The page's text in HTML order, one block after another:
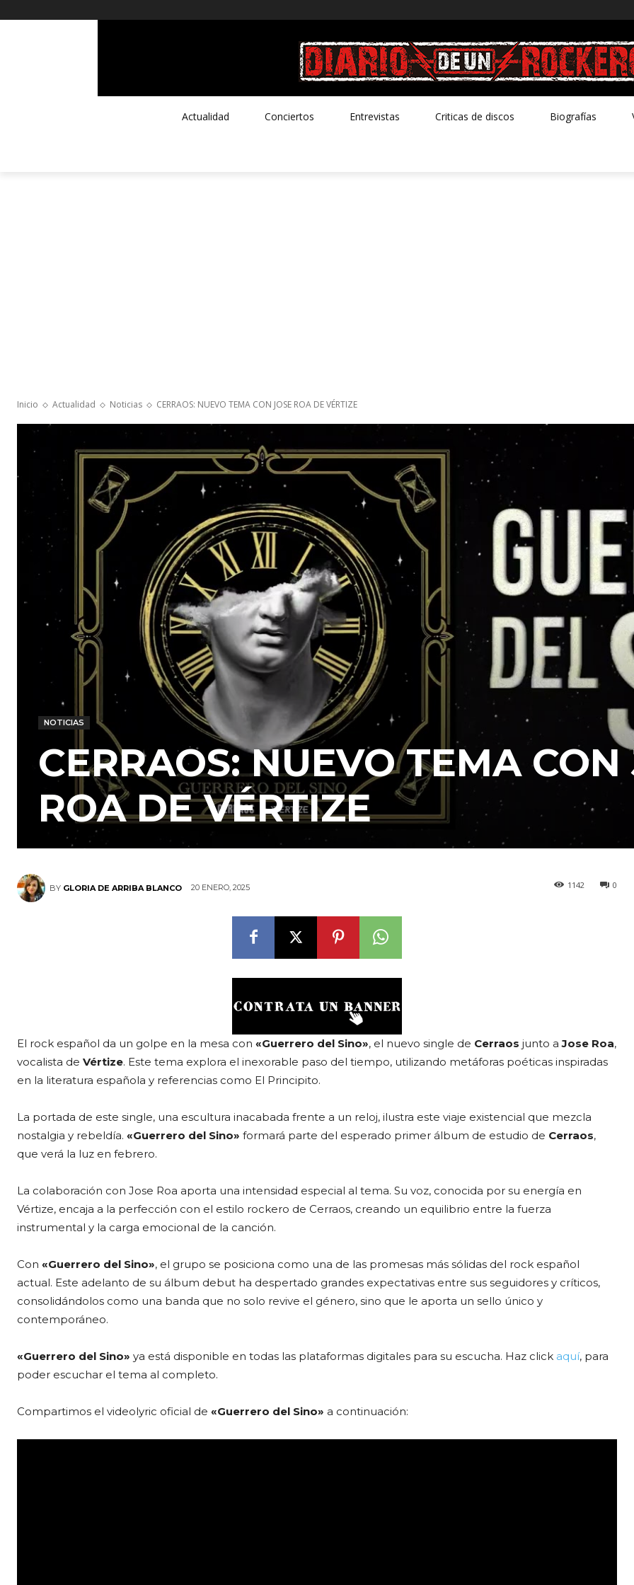
Actualidad Conciertos Entrevistas Criticas de discos Biografías
Inicio Actualidad Noticias CERRAOS: NUEVO TEMA CON JOSE ROA DE VÉRTIZE
NOTICIAS
CERRAOS: NUEVO TEMA CON
ROA DE VÉRTIZE
BY GLORIA DE ARRIBA BLANCO 20 ENERO, 2025 0
1142
El rock español da un golpe en la mesa con «Guerrero del Sino», el nuevo single de Cerraos junto aJose Roa,
vocalista de Vértize. Este tema explora el inexorable paso del tiempo, utilizando metáforas poéticas inspiradas
en la literatura española y referencias como El Principito.
La portada de este single, una escultura inacabada frente a un reloj, ilustra este viaje existencial que mezcla
nostalgia y rebeldía. «Guerrero del Sino» formará parte del esperado primer álbum de estudio de Cerraos,
que verá la luz en febrero.
La colaboración con Jose Roa aporta una intensidad especial al tema. Su voz, conocida por su energía en
Vértize, encaja a la perfección con el estilo rockero de Cerraos, creando un equilibrio entre la fuerza
instrumental y la carga emocional de la canción.
Con «Guerrero del Sino», el grupo se posiciona como una de las promesas más sólidas del rock español
actual. Este adelanto de su álbum debut ha despertado grandes expectativas entre sus seguidores y críticos,
consolidándolos como una banda que no solo revive el género, sino que le aporta un sello único y
contemporáneo.
«Guerrero del Sino» ya está disponible en todas las plataformas digitales para su escucha. Haz click aquí, para
poder escuchar el tema al completo.
Compartimos el videolyric oficial de «Guerrero del Sino» a continuación: